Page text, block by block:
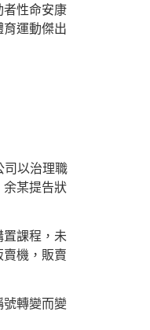
者性命安康
運動傑出
司以治理職
余某提告狀
課程，未
機，販賣
轉變而變